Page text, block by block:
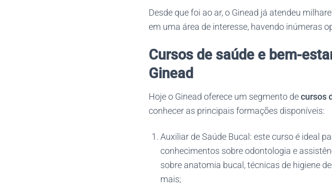
Desde que foi ao ar, o Ginead já atendeu
em uma área de interesse, havendo inúmeras
Cursos de saúde e bem-
Ginead
Hoje o Ginead oferece um segmento decursos
conhecer as principais formações disponíveis:
Auxiliar de Saúde Bucal: este curso é ideal
conhecimentos sobre odontologia e
sobre anatomia bucal, técnicas de higiene
mais;